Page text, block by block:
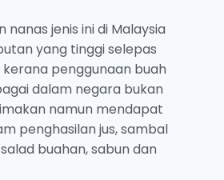
nanas jenis ini di Malaysia
yang tinggi selepas
penggunaan buah
dalam negara bukan
namun mendapat
penghasilan jus, sambal
buahan, sabun dan